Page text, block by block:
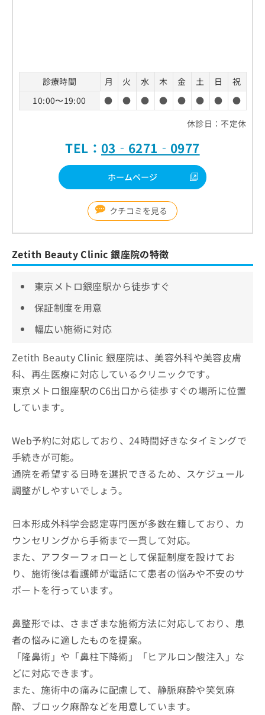
診療時間 月 火 水 木 金 土 日
祝
10:00〜19:00
● ● ● ● ● ● ●
●
休診日：不定休
TEL： 03‑6271‑0977
ホームページ
クチコミを見る
Zetith Beauty Clinic 銀座院の特徴
東京メトロ銀座駅から徒歩すぐ
保証制度を用意
幅広い施術に対応
Zetith Beauty Clinic 銀座院は、美容外科や美容⽪膚
科、再⽣医療に対応しているクリニックです。
東京メトロ銀座駅のC6出口から徒歩すぐの場所に位置
しています。
Web予約に対応しており、24時間好きなタイミングで
手続きが可能。
通院を希望する日時を選択できるため、スケジュール
調整がしやすいでしょう。
日本形成外科学会認定専門医が多数在籍しており、カ
ウンセリングから手術まで一貫して対応。
また、アフターフォローとして保証制度を設けてお
り、施術後は看護師が電話にて患者の悩みや不安のサ
ポートを行っています。
鼻整形では、さまざまな施術方法に対応しており、患
者の悩みに適したものを提案。
「隆鼻術」や「鼻柱下降術」「ヒアルロン酸注入」な
どに対応できます。
また、施術中の痛みに配慮して、静脈麻酔や笑気麻
酔、ブロック麻酔などを用意しています。